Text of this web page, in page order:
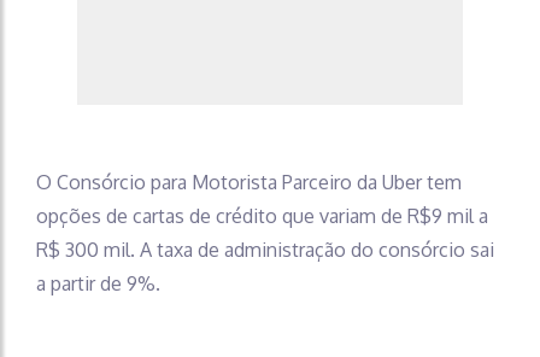
O Consórcio para Motorista Parceiro da Uber tem
opções de cartas de crédito que variam de R$9 mil a
R$ 300 mil. A taxa de administração do consórcio sai
a partir de 9%.